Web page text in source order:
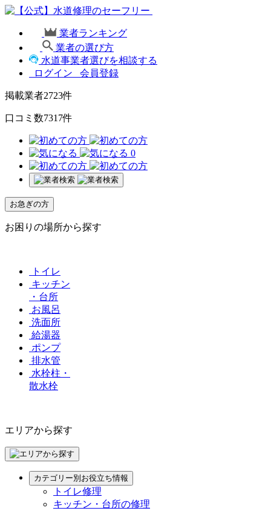
業者ランキング
業者の選び方
水道事業者選びを相談する
ログイン
会員登録
掲載業者2723件
口コミ数7317件
0
お急ぎの方
お困りの場所から探す
トイレ
キッチン
・台所
お風呂
洗面所
給湯器
ポンプ
排水管
水栓柱・
散水栓
エリアから探す
カテゴリー別お役立ち情報
トイレ修理
キッチン・台所の修理